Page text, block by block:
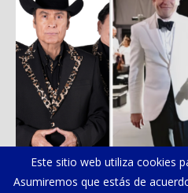
Este sitio web utiliza cookies
Asumiremos que estás de